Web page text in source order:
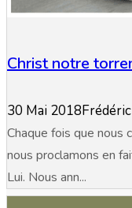
Christ notre
30 Mai 2018
Chaque fois que nous
nous proclamons en
Lui. Nous ann...